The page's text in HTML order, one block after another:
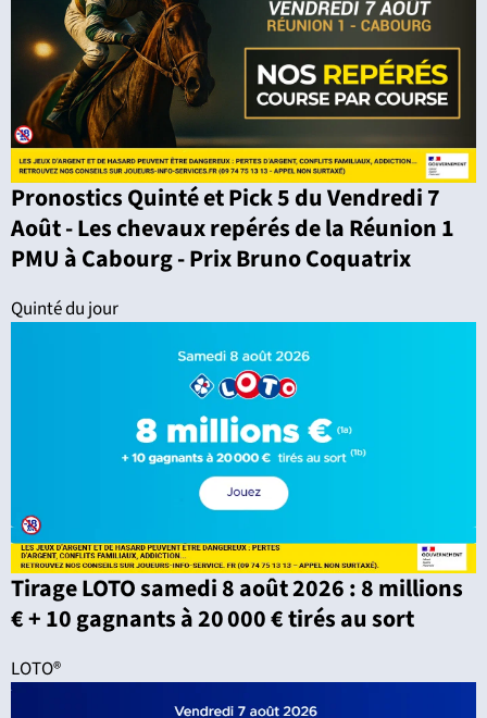
Pronostics Quinté et Pick 5 du Vendredi 7
Août - Les chevaux repérés de la Réunion 1
PMU à Cabourg - Prix Bruno Coquatrix
Quinté du jour
Tirage LOTO samedi 8 août 2026 : 8 millions
€ + 10 gagnants à 20 000 € tirés au sort
LOTO®